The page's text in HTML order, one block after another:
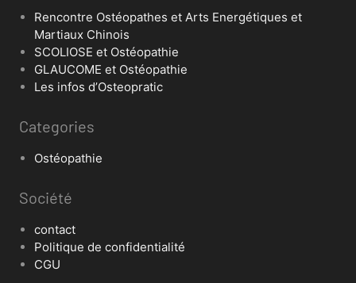
Rencontre Ostéopathes et Arts Energétiques et
Martiaux Chinois
SCOLIOSE et Ostéopathie
GLAUCOME et Ostéopathie
Les infos d’Osteopratic
Categories
Ostéopathie
Société
contact
Politique de confidentialité
CGU